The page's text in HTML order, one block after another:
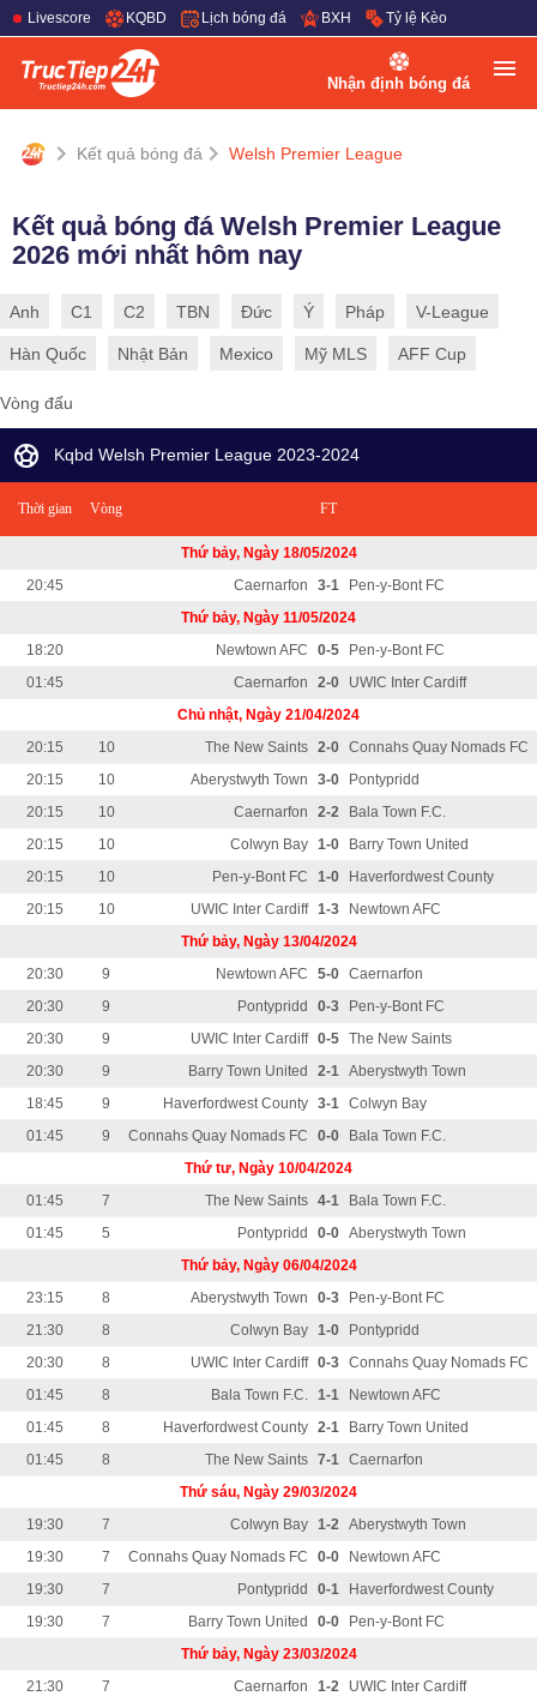
Livescore KQBD Lịch bóng đá BXH Tỷ lệ Kèo
Nhận định bóng đá
Kết quả bóng đá Welsh Premier League
Kết quả bóng đá Welsh Premier League
2026 mới nhất hôm nay
Anh C1 C2 TBN Đức Ý Pháp V-League
Hàn Quốc Nhật Bản Mexico Mỹ MLS AFF Cup
Vòng đấu
Kqbd Welsh Premier League 2023-2024
Thời gian Vòng FT
Thứ bảy, Ngày 18/05/2024
20:45
Caernarfon 3-1
Pen-y-Bont FC
Thứ bảy, Ngày 11/05/2024
18:20
Newtown AFC 0-5
Pen-y-Bont FC
01:45
Caernarfon 2-0
UWIC Inter Cardiff
Chủ nhật, Ngày 21/04/2024
20:15
10 The New Saints 2-0 Connahs Quay Nomads FC
20:15
10 Aberystwyth Town 3-0
Pontypridd
20:15
10 Caernarfon 2-2
Bala Town F.C.
20:15
10 Colwyn Bay 1-0
Barry Town United
20:15
10 Pen-y-Bont FC 1-0
Haverfordwest County
20:15
10 UWIC Inter Cardiff 1-3
Newtown AFC
Thứ bảy, Ngày 13/04/2024
20:30
9 Newtown AFC 5-0 Caernarfon
20:30
9 Pontypridd 0-3
Pen-y-Bont FC
20:30
9 UWIC Inter Cardiff 0-5 The New Saints
20:30
9 Barry Town United 2-1 Aberystwyth Town
18:45
9 Haverfordwest County 3-1 Colwyn Bay
01:45
9 Connahs Quay Nomads FC 0-0
Bala Town F.C.
Thứ tư, Ngày 10/04/2024
01:45
7 The New Saints 4-1
Bala Town F.C.
01:45
5 Pontypridd 0-0 Aberystwyth Town
Thứ bảy, Ngày 06/04/2024
23:15
8 Aberystwyth Town 0-3
Pen-y-Bont FC
21:30
8 Colwyn Bay 1-0
Pontypridd
20:30
8 UWIC Inter Cardiff 0-3 Connahs Quay Nomads FC
01:45
8 Bala Town F.C. 1-1
Newtown AFC
01:45
8 Haverfordwest County 2-1
Barry Town United
01:45
8 The New Saints 7-1 Caernarfon
Thứ sáu, Ngày 29/03/2024
19:30
7 Colwyn Bay 1-2 Aberystwyth Town
19:30
7 Connahs Quay Nomads FC 0-0
Newtown AFC
19:30
7 Pontypridd 0-1
Haverfordwest County
19:30
7 Barry Town United 0-0
Pen-y-Bont FC
Thứ bảy, Ngày 23/03/2024
21:30
7 Caernarfon 1-2
UWIC Inter Cardiff